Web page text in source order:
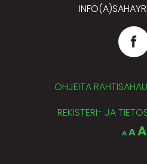
OHJEITA
REKISTERI- JA
Afont
AA